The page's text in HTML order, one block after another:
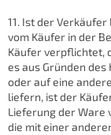
11. Ist der
vom Käufer in der
Käufer verpflichtet,
es aus Gründen
oder auf eine
liefern, ist der
Lieferung der Ware
die mit einer